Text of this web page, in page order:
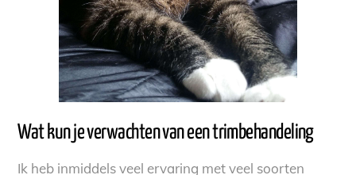
Wat kun je verwachten van een trimbehandeling
Ik heb inmiddels veel ervaring met veel soorten